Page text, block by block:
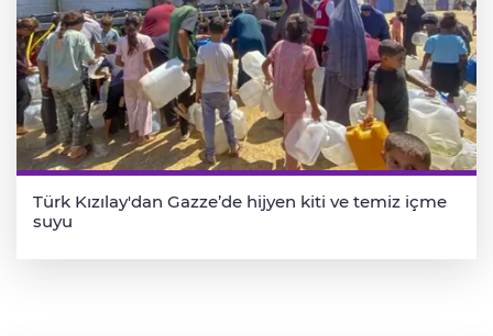
Türk Kızılay'dan Gazze’de hijyen kiti ve temiz içme
suyu